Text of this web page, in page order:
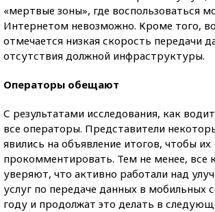
«мертвые зоны», где воспользоваться
Интернетом невозможно. Кроме того,
отмечается низкая скорость передачи
отсутствия должной инфраструктуры.
Операторы обещают
С результатами исследования, как
все операторы. Представители
явились на объявление итогов, чтобы их
прокомментировать. Тем не менее, все
уверяют, что активно работали над
услуг по передаче данных в мобильных
году и продолжат это делать в